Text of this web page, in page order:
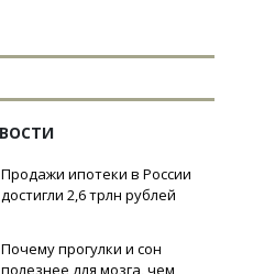
Продажи ипотеки в России
достигли 2,6 трлн рублей
Почему прогулки и сон
полезнее для мозга, чем